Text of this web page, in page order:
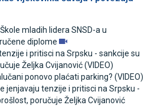
mladih lidera SNSD-a u
diplome
i pritisci na Srpsku - sankcije su
Željka Cvijanović (VIDEO)
ponovo plaćati parking? (VIDEO)
jenjavaju tenzije i pritisci na Srpsku -
poručuje Željka Cvijanović